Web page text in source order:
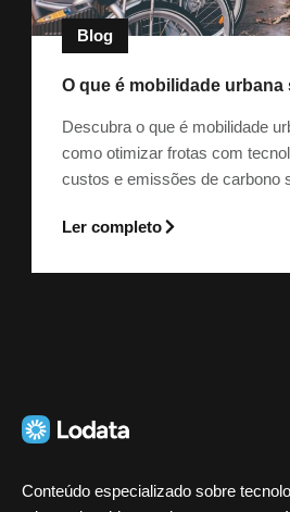
Blog
O que é mobilidade urbana
Descubra o que é mobilidade
como otimizar frotas com
custos e emissões de carbono
Ler completo
Conteúdo especializado sobre